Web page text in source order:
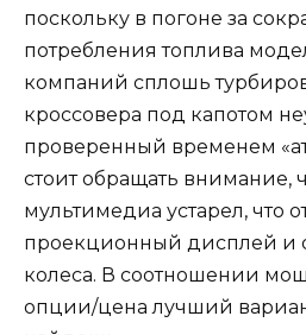
поскольку в погоне за
потребления топлива
компаний сплошь
кроссовера под капотом
проверенный временем
стоит обращать внимание,
мультимедиа устарел, что
проекционный дисплей и
колеса. В соотношении
опции/цена лучший